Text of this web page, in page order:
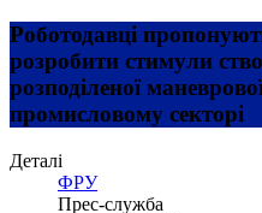
Роботодавці
розробити стимули
розподіленої
промисловому секторі
Деталі
ФРУ
Прес-служба